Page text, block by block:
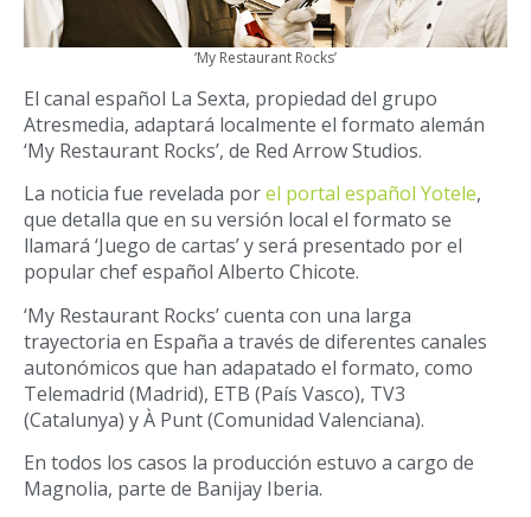
‘My Restaurant Rocks’
El canal español La Sexta, propiedad del grupo
Atresmedia, adaptará localmente el formato alemán
‘My Restaurant Rocks’, de Red Arrow Studios.
La noticia fue revelada porel portal español Yotele,
que detalla que en su versión local el formato se
llamará ‘Juego de cartas’ y será presentado por el
popular chef español Alberto Chicote.
‘My Restaurant Rocks’ cuenta con una larga
trayectoria en España a través de diferentes canales
autonómicos que han adapatado el formato, como
Telemadrid (Madrid), ETB (País Vasco), TV3
(Catalunya) y À Punt (Comunidad Valenciana).
En todos los casos la producción estuvo a cargo de
Magnolia, parte de Banijay Iberia.